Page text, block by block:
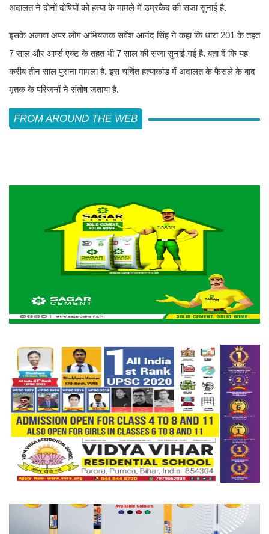
अदालत ने दोनों दोषियों को हत्या के मामले में उम्रकैद की सजा सुनाई है.
इसके अलावा अपर लोग अभियजक सर्वेश आनंद सिंह ने कहा कि धारा 201 के तहत
7 साल और आर्म्स एक्ट के तहत भी 7 साल की सजा सुनाई गई है. बता दें कि यह
करीब तीन साल पुराना मामला है. इस चर्चित हत्याकांड में अदालत के फैसले के बाद
मृतक के परिजनों ने संतोष जताया है.
FROM AROUND THE WEB